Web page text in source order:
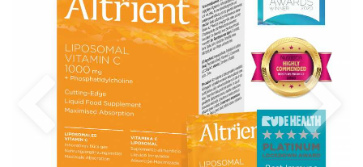
Previous Next